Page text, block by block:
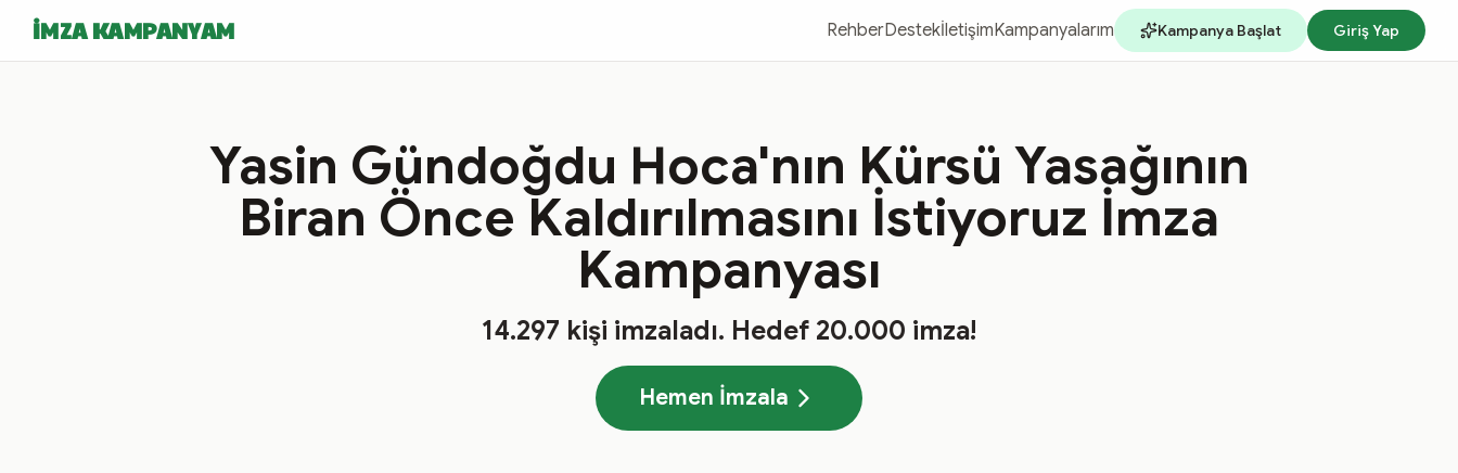
İMZA KAMPANYAM RehberDestekİletişimKampanyalarım Kampanya Başlat Giriş Yap
Yasin Gündoğdu Hoca'nın Kürsü Yasağının
Biran Önce Kaldırılmasını İstiyoruz İmza
Kampanyası
14.297 kişi imzaladı. Hedef 20.000 imza!
Hemen İmzala